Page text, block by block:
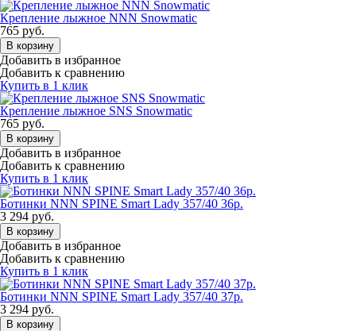
Крепление лыжное NNN Snowmatic
765 руб.
В корзину
Добавить в избранное
Добавить к сравнению
Купить в 1 клик
Крепление лыжное SNS Snowmatic
765 руб.
В корзину
Добавить в избранное
Добавить к сравнению
Купить в 1 клик
Ботинки NNN SPINE Smart Lady 357/40 36р.
3 294 руб.
В корзину
Добавить в избранное
Добавить к сравнению
Купить в 1 клик
Ботинки NNN SPINE Smart Lady 357/40 37р.
3 294 руб.
В корзину